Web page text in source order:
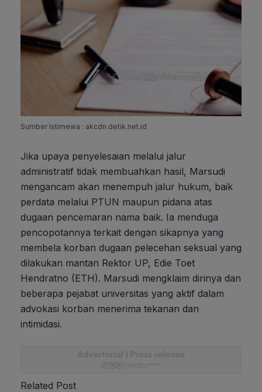
Sumber Istimewa : akcdn.detik.net.id
Jika upaya penyelesaian melalui jalur
administratif tidak membuahkan hasil, Marsudi
mengancam akan menempuh jalur hukum, baik
perdata melalui PTUN maupun pidana atas
dugaan pencemaran nama baik. Ia menduga
pencopotannya terkait dengan sikapnya yang
membela korban dugaan pelecehan seksual yang
dilakukan mantan Rektor UP, Edie Toet
Hendratno (ETH). Marsudi mengklaim dirinya dan
beberapa pejabat universitas yang aktif dalam
advokasi korban menerima tekanan dan
intimidasi.
Related Post